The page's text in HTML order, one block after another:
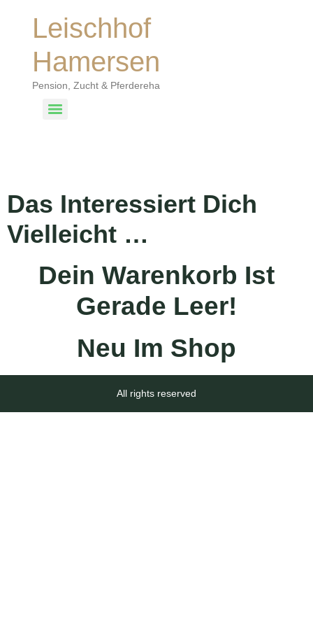
Leischhof
Hamersen
Pension, Zucht & Pferdereha
Das Interessiert Dich
Vielleicht …
Dein Warenkorb Ist
Gerade Leer!
Neu Im Shop
All rights reserved